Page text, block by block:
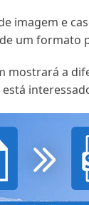
imagem e
um formato
mostrará a
está